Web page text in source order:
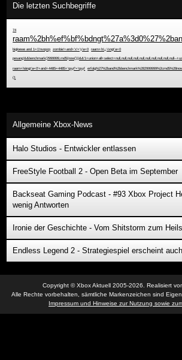
Die letzten Suchbegriffe
74
bigloewe and 1=1'nvopzp zombie'+and+'x'='y'a=0 raam+hï¿½ngt'a=0
pesang'&&benchmark(2999999,md5(now()))&&'1+union+all+select+null,null,null,null,null,null,null,null,null,null--
raam+hängt'a=0'+and+4485=4485+'qsyf'='qsyf
(1
Allgemeine Xbox-News
Halo Studios - Entwickler entlassen
FreeStyle Football 2 - Open Beta im September
Backseat Gaming Podcast - #93 Xbox Project
wenig Antworten
Ironie der Geschichte - Vom Shitstorm zum
Endless Legend 2 - Strategiespiel erscheint
Copyright © Xbox Aktuell 2005-2026. Realisiert
Alle Rechte vorbehalten, sämtliche Markenzeichen sind
Impressum und Hinweise zur Nutzung sowie